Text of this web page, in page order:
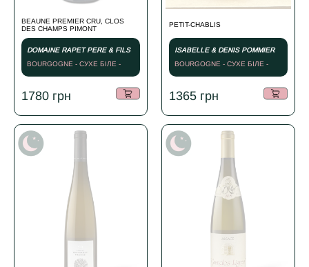
BEAUNE PREMIER CRU, CLOS
DES CHAMPS PIMONT
DOMAINE RAPET PERE & FILS
BOURGOGNE - СУХЕ БІЛЕ -
2019
1780 грн
PETIT-CHABLIS
ISABELLE & DENIS POMMIER
BOURGOGNE - СУХЕ БІЛЕ -
2023
1365 грн